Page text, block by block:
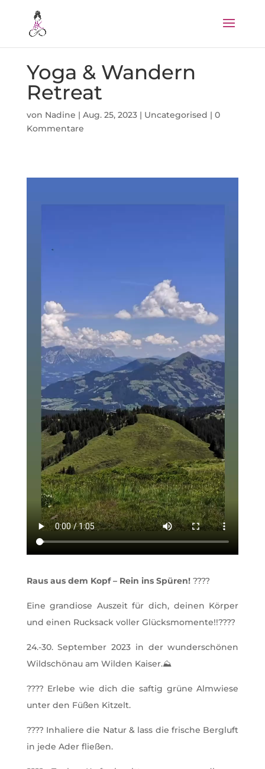
Yoga & Wandern
Retreat
von Nadine | Aug. 25, 2023| Uncategorised | 0
Kommentare
Raus aus dem Kopf – Rein ins Spüren!????
Eine grandiose Auszeit für dich, deinen Körper
und einen Rucksack voller Glücksmomente!!????
24.-30. September 2023 in der wunderschönen
Wildschönau am Wilden Kaiser.⛰️
???? Erlebe wie dich die saftig grüne Almwiese
unter den Füßen Kitzelt.
???? Inhaliere die Natur & lass die frische Bergluft
in jede Ader fließen.